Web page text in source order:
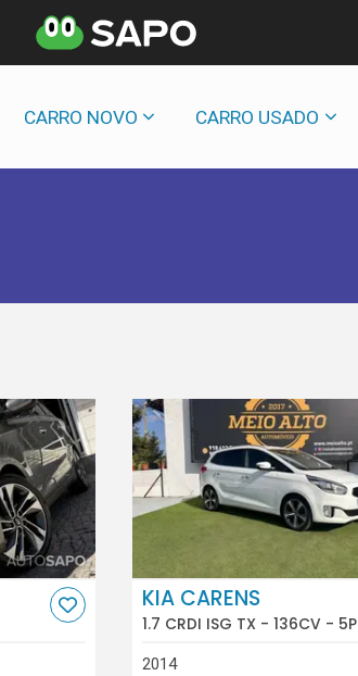
CARRO NOVO CARRO USADO
KIA CARENS
1.7 CRDI ISG TX - 136CV - 5P
2014